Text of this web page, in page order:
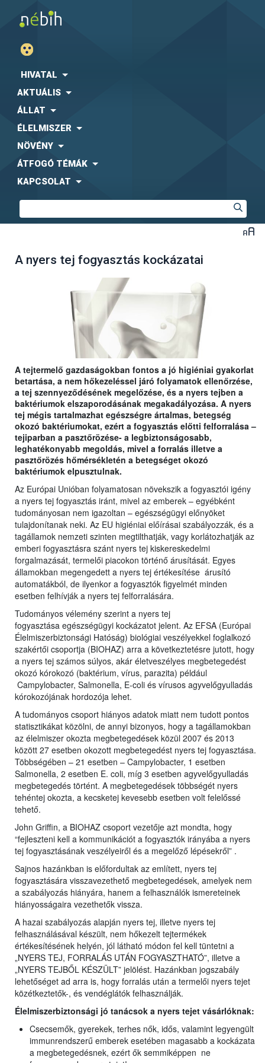
HIVATAL
AKTUÁLIS
ÁLLAT
ÉLELMISZER
NÖVÉNY
ÁTFOGÓ TÉMÁK
KAPCSOLAT
A nyers tej fogyasztás kockázatai
A tejtermelő gazdaságokban fontos a jó higiéniai gyakorlat
betartása, a nem hőkezeléssel járó folyamatok ellenőrzése,
a tej szennyeződésének megelőzése, és a nyers tejben a
baktériumok elszaporodásának megakadályozása. A nyers
tej mégis tartalmazhat egészségre ártalmas, betegség
okozó baktériumokat, ezért a fogyasztás előtti felforralása –
tejiparban a pasztőrözése- a legbiztonságosabb,
leghatékonyabb megoldás, mivel a forralás illetve a
pasztőrözés hőmérsékletén a betegséget okozó
baktériumok elpusztulnak.
Az Európai Unióban folyamatosan növekszik a fogyasztói igény
a nyers tej fogyasztás iránt, mivel az emberek – egyébként
tudományosan nem igazoltan – egészségügyi előnyöket
tulajdonítanak neki. Az EU higiéniai előírásai szabályozzák, és a
tagállamok nemzeti szinten megtilthatják, vagy korlátozhatják az
emberi fogyasztásra szánt nyers tej kiskereskedelmi
forgalmazását, termelői piacokon történő árusítását. Egyes
államokban megengedett a nyers tej értékesítése árusító
automatákból, de ilyenkor a fogyasztók figyelmét minden
esetben felhívják a nyers tej felforralására.
Tudományos vélemény szerint a nyers tej
fogyasztása egészségügyi kockázatot jelent. Az EFSA (Európai
Élelmiszerbiztonsági Hatóság) biológiai veszélyekkel foglalkozó
szakértői csoportja (BIOHAZ) arra a következtetésre jutott, hogy
a nyers tej számos súlyos, akár életveszélyes megbetegedést
okozó kórokozó (baktérium, vírus, parazita) például
Campylobacter, Salmonella, E-coli és vírusos agyvelőgyulladás
kórokozójának hordozója lehet.
A tudományos csoport hiányos adatok miatt nem tudott pontos
statisztikákat közölni, de annyi bizonyos, hogy a tagállamokban
az élelmiszer okozta megbetegedések közül 2007 és 2013
között 27 esetben okozott megbetegedést nyers tej fogyasztása.
Többségében – 21 esetben – Campylobacter, 1 esetben
Salmonella, 2 esetben E. coli, míg 3 esetben agyvelőgyulladás
megbetegedés történt. A megbetegedések többségét nyers
tehéntej okozta, a kecsketej kevesebb esetben volt felelőssé
tehető.
John Griffin, a BIOHAZ csoport vezetője azt mondta, hogy
“fejleszteni kell a kommunikációt a fogyasztók irányába a nyers
tej fogyasztásának veszélyeiről és a megelőző lépésekről” .
Sajnos hazánkban is előfordultak az említett, nyers tej
fogyasztására visszavezethető megbetegedések, amelyek nem
a szabályozás hiányára, hanem a felhasználók ismereteinek
hiányosságaira vezethetők vissza.
A hazai szabályozás alapján nyers tej, illetve nyers tej
felhasználásával készült, nem hőkezelt tejtermékek
értékesítésének helyén, jól látható módon fel kell tüntetni a
„NYERS TEJ, FORRALÁS UTÁN FOGYASZTHATÓ”, illetve a
„NYERS TEJBŐL KÉSZÜLT” jelölést. Hazánkban jogszabály
lehetőséget ad arra is, hogy forralás után a termelői nyers tejet
közétkeztetők-, és vendéglátók felhasználják.
Élelmiszerbiztonsági jó tanácsok a nyers tejet vásárlóknak:
Csecsemők, gyerekek, terhes nők, idős, valamint legyengült
immunrendszerű emberek esetében magasabb a kockázata
a megbetegedésnek, ezért ők semmiképpen ne